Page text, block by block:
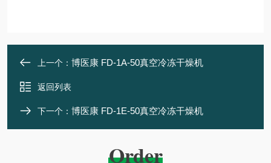
上一个： 博医康 FD-1A-50真空冷冻干燥机
返回列表
下一个： 博医康 FD-1E-50真空冷冻干燥机
Order